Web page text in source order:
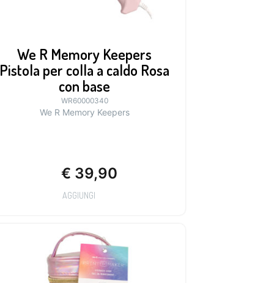
We R Memory Keepers
Pistola per colla a caldo Rosa
con base
WR60000340
We R Memory Keepers
€ 39,90
AGGIUNGI